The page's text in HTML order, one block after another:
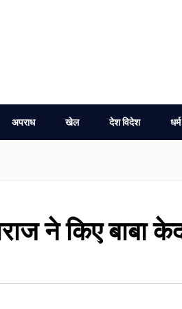
अपराध खेल देश विदेश
ने किए बाबा